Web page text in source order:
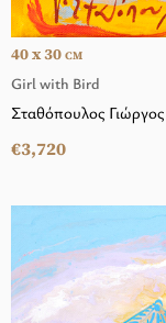
Girl with Bird
40 x 30 CM
Σταθόπουλος Γιώργος
€3,720